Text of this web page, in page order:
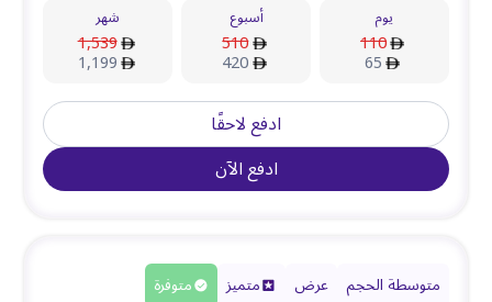
يوم
110
65
أسبوع
510
420
شهر
1,539
1,199
ادفع لاحقًا
ادفع الآن
متوسطة الحجم عرض متميز متوفرة